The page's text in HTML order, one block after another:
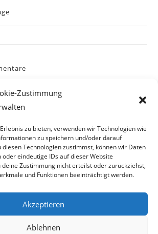
Zustimmung
zu bieten, verwenden wir Technologien wie
zu speichern und/oder darauf
diesen Technologien zustimmst, können wir Daten
eindeutige IDs auf dieser Website
Zustimmung nicht erteilst oder zurückziehst,
und Funktionen beeinträchtigt werden.
Akzeptieren
Ablehnen
zuHello world!